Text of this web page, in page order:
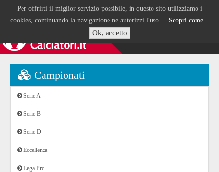
Per offrirti il miglior servizio possibile, in questo sito utilizziamo i
cookies, continuando la navigazione ne autorizzi l'uso. Scopri come
Ok, accetto
Campionati
Serie A
Serie B
Serie D
Eccellenza
Lega Pro